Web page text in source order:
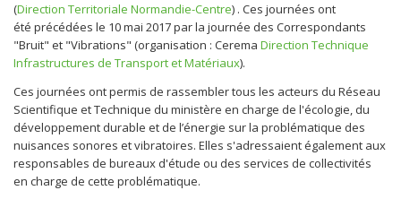
(Direction Territoriale Normandie-Centre) . Ces journées ont
été précédées le 10 mai 2017 par la journée des Correspondants
"Bruit" et "Vibrations" (organisation : Cerema Direction Technique
Infrastructures de Transport et Matériaux).
Ces journées ont permis de rassembler tous les acteurs du Réseau
Scientifique et Technique du ministère en charge de l'écologie, du
développement durable et de l’énergie sur la problématique des
nuisances sonores et vibratoires. Elles s'adressaient également aux
responsables de bureaux d'étude ou des services de collectivités
en charge de cette problématique.